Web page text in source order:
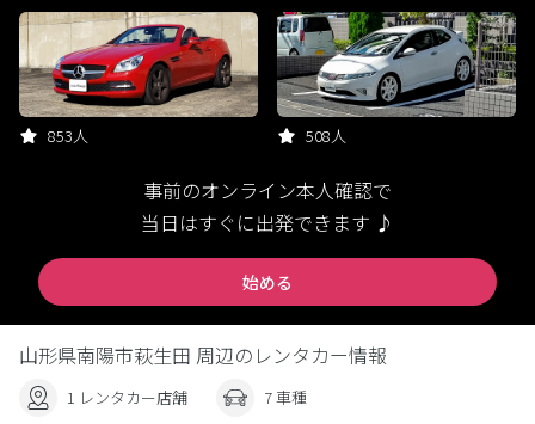
853人 508人
事前のオンライン本人確認で
当日はすぐに出発できます ♪
始める
山形県南陽市萩生田 周辺のレンタカー情報
1 レンタカー店舗 7 車種